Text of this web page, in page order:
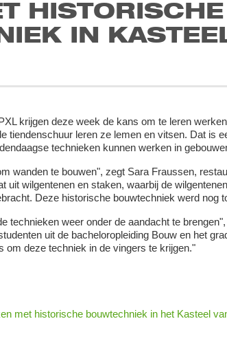
HISTORISCHE
IN
krijgen deze week de kans om te leren
tiendenschuur leren ze lemen en vitsen. Dat is
technieken kunnen werken in
wanden te bouwen", zegt Sara Fraussen,
uit wilgentenen en staken, waarbij de
Deze historische bouwtechniek werd nog
technieken weer onder de aandacht te
uit de bacheloropleiding Bouw en het
om deze techniek in de vingers te krijgen."
met historische bouwtechniek in het Kasteel